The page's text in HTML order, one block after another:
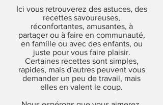
Ici vous retrouverez des astuces, des
recettes savoureuses,
réconfortantes, amusantes, à
partager ou à faire en communauté,
en famille ou avec des enfants, ou
juste pour vous faire plaisir.
Certaines recettes sont simples,
rapides, mais d'autres peuvent vous
demander un peu de travail, mais
elles en valent le coup.